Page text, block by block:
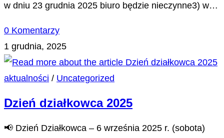
w dniu 23 grudnia 2025 biuro będzie nieczynne3) w…
0 Komentarzy
1 grudnia, 2025
aktualności / Uncategorized
Dzień działkowca 2025
📢 Dzień Działkowca – 6 września 2025 r. (sobota)